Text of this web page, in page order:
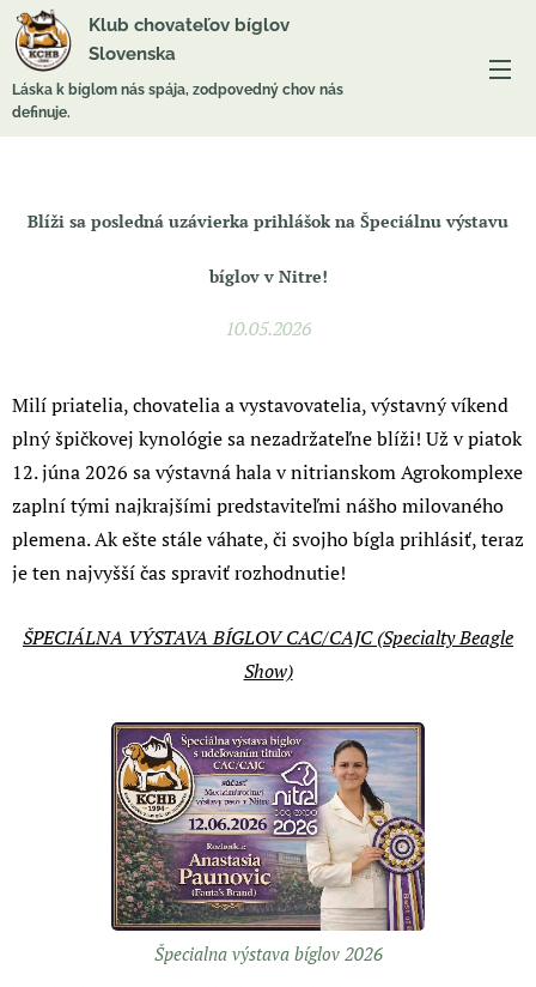
Klub chovateľov bíglov
Slovenska
Láska k bíglom nás spája, zodpovedný chov nás
definuje.
Blíži sa posledná uzávierka prihlášok na Špeciálnu výstavu
bíglov v Nitre!
10.05.2026
Milí priatelia, chovatelia a vystavovatelia, výstavný víkend
plný špičkovej kynológie sa nezadržateľne blíži! Už v piatok
12. júna 2026 sa výstavná hala v nitrianskom Agrokomplexe
zaplní tými najkrajšími predstaviteľmi nášho milovaného
plemena. Ak ešte stále váhate, či svojho bígla prihlásiť, teraz
je ten najvyšší čas spraviť rozhodnutie!
ŠPECIÁLNA VÝSTAVA BÍGLOV CAC/CAJC (Specialty Beagle
Show)
Špecialna výstava bíglov 2026